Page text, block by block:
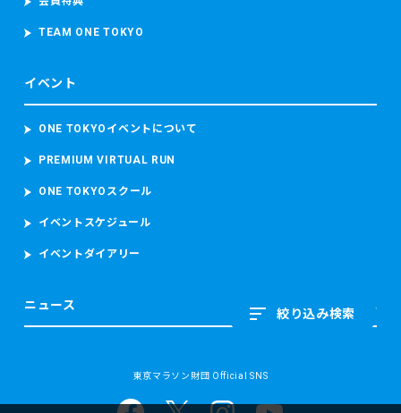
絞り込み検索
TEAM ONE TOKYO
イベント
ONE TOKYOイベントについて
PREMIUM VIRTUAL RUN
ONE TOKYOスクール
イベントスケジュール
イベントダイアリー
ニュース
東京マラソン財団 Official SNS